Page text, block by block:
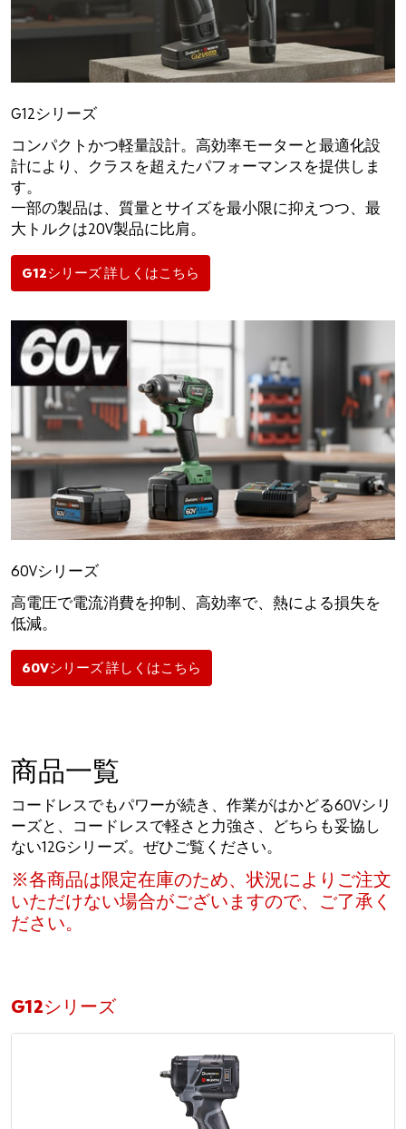
G12シリーズ
コンパクトかつ軽量設計。高効率モーターと最適化設
計により、クラスを超えたパフォーマンスを提供しま
す。
一部の製品は、質量とサイズを最小限に抑えつつ、最
大トルクは20V製品に比肩。
G12シリーズ 詳しくはこちら
60Vシリーズ
高電圧で電流消費を抑制、高効率で、熱による損失を
低減。
60Vシリーズ 詳しくはこちら
商品一覧
コードレスでもパワーが続き、作業がはかどる60Vシリ
ーズと、コードレスで軽さと力強さ、どちらも妥協し
ない12Gシリーズ。ぜひご覧ください。
※各商品は限定在庫のため、状況によりご注文
いただけない場合がございますので、ご了承く
ださい。
G12シリーズ